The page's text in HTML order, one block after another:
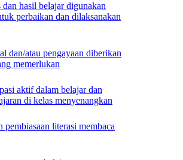
dan hasil belajar digunakan
perbaikan dan dilaksanakan
dan/atau pengayaan diberikan
memerlukan
aktif dalam belajar dan
di kelas menyenangkan
pembiasaan literasi membaca